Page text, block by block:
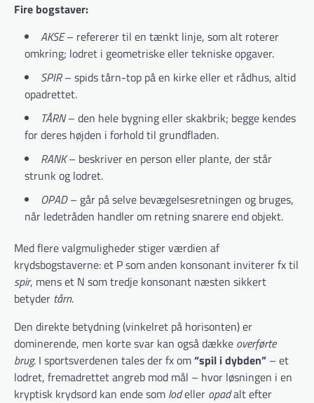
Fire bogstaver:
AKSE– refererer til en tænkt linje, som alt roterer
omkring; lodret i geometriske eller tekniske opgaver.
SPIR– spids tårn-top på en kirke eller et rådhus, altid
opadrettet.
TÅRN– den hele bygning eller skakbrik; begge kendes
for deres højden i forhold til grundfladen.
RANK– beskriver en person eller plante, der står
strunk og lodret.
OPAD– går på selve bevægelsesretningen og bruges,
når ledetråden handler om retning snarere end objekt.
Med flere valgmuligheder stiger værdien af
krydsbogstaverne: et P som anden konsonant inviterer fx til
spir, mens et N som tredje konsonant næsten sikkert
betyder tårn.
Den direkte betydning (vinkelret på horisonten) er
dominerende, men korte svar kan også dække overførte
brug. I sportsverdenen tales der fx om“spil i dybden” – et
lodret, fremadrettet angreb mod mål – hvor løsningen i en
kryptisk krydsord kan ende som lodeller opadalt efter